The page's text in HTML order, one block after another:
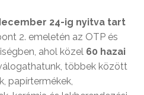
24-ig nyitva tart
2. emeletén az OTP és
ahol közel 60 hazai
többek között
papírtermékek,